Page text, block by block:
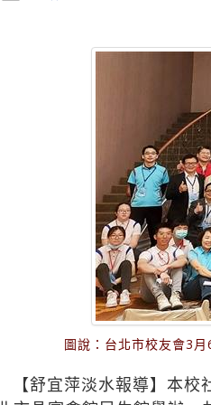
圖說：台北市校友會3
【舒宜萍淡水報導】本